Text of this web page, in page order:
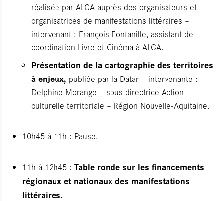
réalisée par ALCA auprès des organisateurs et
organisatrices de manifestations littéraires –
intervenant : François Fontanille, assistant de
coordination Livre et Cinéma à ALCA.
Présentation de la cartographie des territoires
à enjeux, publiée par la Datar – intervenante :
Delphine Morange – sous-directrice Action
culturelle territoriale – Région Nouvelle-Aquitaine.
10h45 à 11h : Pause.
11h à 12h45 : Table ronde sur les financements
régionaux et nationaux des manifestations
littéraires.